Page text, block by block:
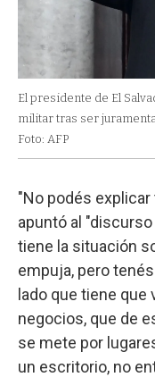
El presidente de El
militar tras ser
Foto: AFP
"No podés
apuntó al
tiene la situación
empuja, pero
lado que tiene que
negocios, que de
se mete por
un escritorio, no